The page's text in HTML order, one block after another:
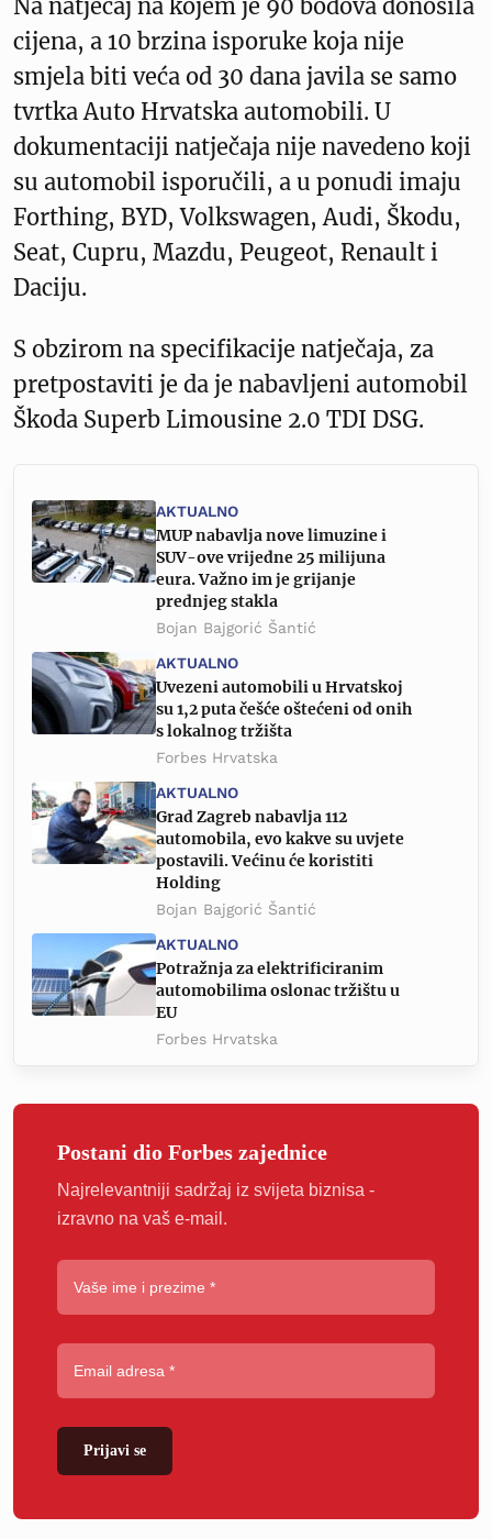
Na natječaj na kojem je 90 bodova donosila
cijena, a 10 brzina isporuke koja nije
smjela biti veća od 30 dana javila se samo
tvrtka Auto Hrvatska automobili. U
dokumentaciji natječaja nije navedeno koji
su automobil isporučili, a u ponudi imaju
Forthing, BYD, Volkswagen, Audi, Škodu,
Seat, Cupru, Mazdu, Peugeot, Renault i
Daciju.
S obzirom na specifikacije natječaja, za
pretpostaviti je da je nabavljeni automobil
Škoda Superb Limousine 2.0 TDI DSG.
AKTUALNO
MUP nabavlja nove limuzine i
SUV-ove vrijedne 25 milijuna
eura. Važno im je grijanje
prednjeg stakla
Bojan Bajgorić Šantić
AKTUALNO
Uvezeni automobili u Hrvatskoj
su 1,2 puta češće oštećeni od onih
s lokalnog tržišta
Forbes Hrvatska
AKTUALNO
Grad Zagreb nabavlja 112
automobila, evo kakve su uvjete
postavili. Većinu će koristiti
Holding
Bojan Bajgorić Šantić
AKTUALNO
Potražnja za elektrificiranim
automobilima oslonac tržištu u
EU
Forbes Hrvatska
Postani dio Forbes zajednice
Najrelevantniji sadržaj iz svijeta biznisa -
izravno na vaš e-mail.
Prijavi se